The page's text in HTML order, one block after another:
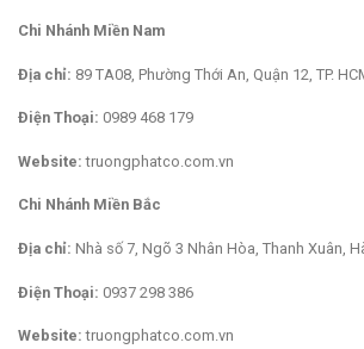
Chi Nhánh Miền Nam
Địa chỉ: 89 TA08, Phường Thới An, Quận 12, TP.
Điện Thoại: 0989 468 179
Website: truongphatco.com.vn
Chi Nhánh Miền Bắc
Địa chỉ: Nhà số 7, Ngõ 3 Nhân Hòa, Thanh Xuân,
Điện Thoại: 0937 298 386
Website: truongphatco.com.vn